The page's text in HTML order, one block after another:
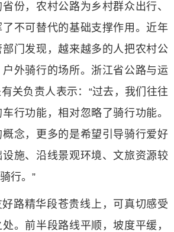
份，农村公路为乡村群众出行、
不可替代的基础支撑作用。近年
门发现，越来越多的人把农村公
外骑行的场所。浙江省公路与运
关负责人表示：“过去，我们往往
行功能，相对忽略了骑行功能。
念，更多的是希望引导骑行爱好
施、沿线景观环境、文旅资源较
行。”
路精华段苍贵线上，可真切感受
。前半段路线平顺，坡度平缓，